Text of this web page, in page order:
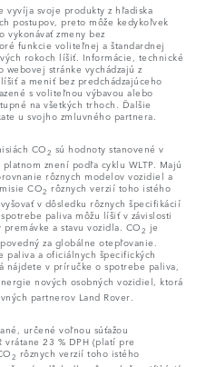
vyvíja svoje produkty z hľadiska
postupov, preto môže kedykoľvek
vykonávať zmeny bez
funkcie voliteľnej a štandardnej
rokoch líšiť. Informácie, technické
stránke vychádzajú z
a meniť bez predchádzajúceho
s voliteľnou výbavou alebo
na všetkých trhoch. Ďalšie
u svojho zmluvného partnera.
CO2 sú hodnoty stanovené v
znení podľa cyklu WLTP. Majú
rôznych modelov vozidiel a
CO2 rôznych verzií toho istého
v dôsledku rôznych špecifikácií
paliva môžu líšiť v závislosti
a stavu vozidla. CO2 je
za globálne otepľovanie.
a oficiálnych špecifických
nájdete v príručke o spotrebe paliva,
nových osobných vozidiel, ktorá
partnerov Land Rover.
určené voľnou súťažou
23 % DPH (platí pre
2 rôznych verzií toho istého